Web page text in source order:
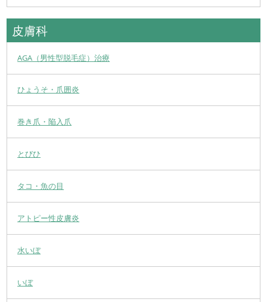
皮膚科
AGA（男性型脱毛症）治療
ひょうそ・爪囲炎
巻き爪・陥入爪
とびひ
タコ・魚の目
アトピー性皮膚炎
水いぼ
いぼ